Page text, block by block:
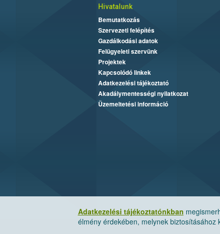
Adatkezelési tájékoztatónkban
élmény érdekében, melynek biztosításához
Hivatalunk
Bemutatkozás
Szervezeti felépítés
Gazdálkodási adatok
Felügyeleti szervünk
Projektek
Kapcsolódó linkek
Adatkezelési tájékoztató
Akadálymentességi nyilatkozat
Üzemeltetési információ